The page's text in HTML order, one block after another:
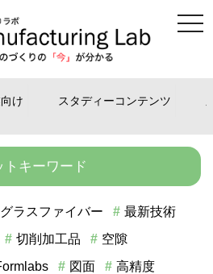
け スタディーコンテンツ
トキーワード
ラスファイバー
最新技術
切削加工品
空隙
図面 高精度